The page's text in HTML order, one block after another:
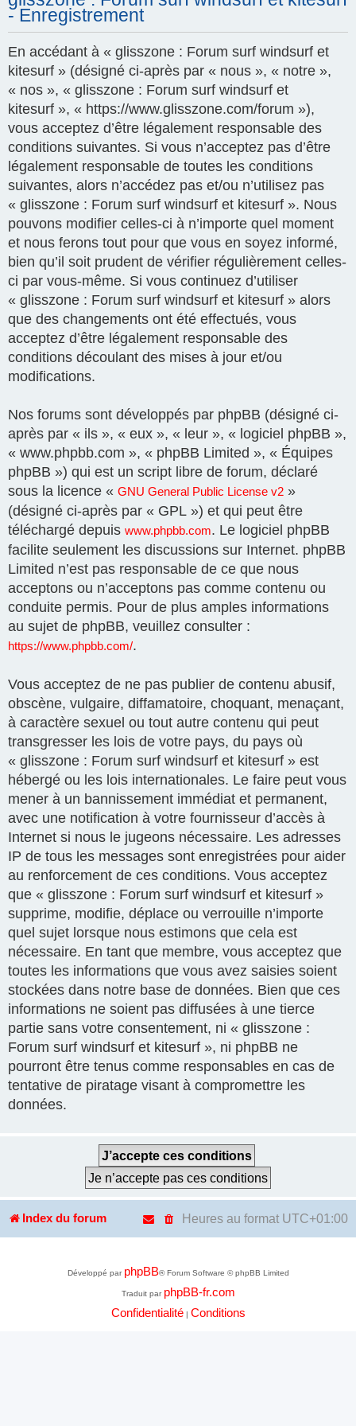
- Enregistrement
En accédant à « glisszone : Forum surf windsurf et
kitesurf » (désigné ci-après par « nous », « notre »,
« nos », « glisszone : Forum surf windsurf et
kitesurf », « https://www.glisszone.com/forum »),
vous acceptez d’être légalement responsable des
conditions suivantes. Si vous n’acceptez pas d’être
légalement responsable de toutes les conditions
suivantes, alors n’accédez pas et/ou n’utilisez pas
« glisszone : Forum surf windsurf et kitesurf ». Nous
pouvons modifier celles-ci à n’importe quel moment
et nous ferons tout pour que vous en soyez informé,
bien qu’il soit prudent de vérifier régulièrement celles-
ci par vous-même. Si vous continuez d’utiliser
« glisszone : Forum surf windsurf et kitesurf » alors
que des changements ont été effectués, vous
acceptez d’être légalement responsable des
conditions découlant des mises à jour et/ou
modifications.
Nos forums sont développés par phpBB (désigné ci-
après par « ils », « eux », « leur », « logiciel phpBB »,
« www.phpbb.com », « phpBB Limited », « Équipes
phpBB ») qui est un script libre de forum, déclaré
sous la licence « GNU General Public License v2 »
(désigné ci-après par « GPL ») et qui peut être
téléchargé depuis www.phpbb.com. Le logiciel phpBB
facilite seulement les discussions sur Internet. phpBB
Limited n’est pas responsable de ce que nous
acceptons ou n’acceptons pas comme contenu ou
conduite permis. Pour de plus amples informations
au sujet de phpBB, veuillez consulter :
https://www.phpbb.com/.
Vous acceptez de ne pas publier de contenu abusif,
obscène, vulgaire, diffamatoire, choquant, menaçant,
à caractère sexuel ou tout autre contenu qui peut
transgresser les lois de votre pays, du pays où
« glisszone : Forum surf windsurf et kitesurf » est
hébergé ou les lois internationales. Le faire peut vous
mener à un bannissement immédiat et permanent,
avec une notification à votre fournisseur d’accès à
Internet si nous le jugeons nécessaire. Les adresses
IP de tous les messages sont enregistrées pour aider
au renforcement de ces conditions. Vous acceptez
que « glisszone : Forum surf windsurf et kitesurf »
supprime, modifie, déplace ou verrouille n’importe
quel sujet lorsque nous estimons que cela est
nécessaire. En tant que membre, vous acceptez que
toutes les informations que vous avez saisies soient
stockées dans notre base de données. Bien que ces
informations ne soient pas diffusées à une tierce
partie sans votre consentement, ni « glisszone :
Forum surf windsurf et kitesurf », ni phpBB ne
pourront être tenus comme responsables en cas de
tentative de piratage visant à compromettre les
données.
Index du forum Heures au format UTC+01:00
Développé par phpBB® Forum Software © phpBB Limited
Traduit par phpBB-fr.com
Confidentialité| Conditions